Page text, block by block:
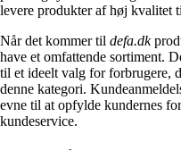
levere produkter af høj kvalitet
Når det kommer til defa.dk
have et omfattende sortiment.
til et ideelt valg for forbrugere,
denne kategori.
evne til at opfylde kundernes
kundeservice.